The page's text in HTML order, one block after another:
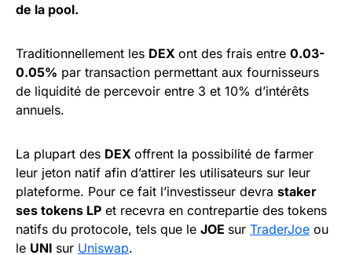
de la pool.
Traditionnellement les DEX ont des frais entre 0.03-
0.05% par transaction permettant aux fournisseurs
de liquidité de percevoir entre 3 et 10% d’intérêts
annuels.
La plupart des DEX offrent la possibilité de farmer
leur jeton natif afin d’attirer les utilisateurs sur leur
plateforme. Pour ce fait l’investisseur devra staker
ses tokens LP et recevra en contrepartie des tokens
natifs du protocole, tels que le JOE sur TraderJoe ou
le UNI sur Uniswap.